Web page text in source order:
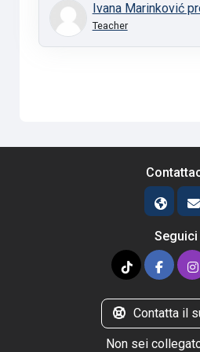
Ivana Marinković
Teacher
Seguici
Contatta il
Non sei